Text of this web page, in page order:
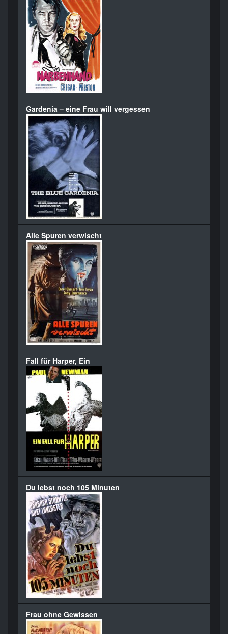
Gardenia – eine Frau will vergessen
Alle Spuren verwischt
Fall für Harper, Ein
Du lebst noch 105 Minuten
Frau ohne Gewissen